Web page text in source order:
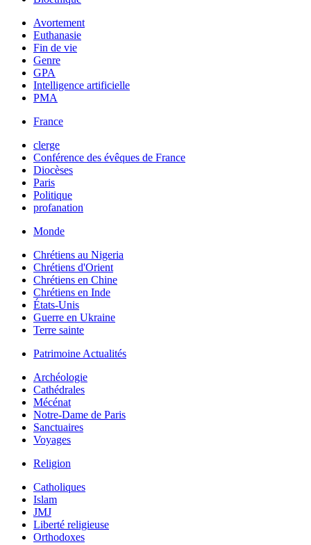
Avortement
Euthanasie
Fin de vie
Genre
GPA
Intelligence artificielle
PMA
France
clerge
Conférence des évêques de France
Diocèses
Paris
Politique
profanation
Monde
Chrétiens au Nigeria
Chrétiens d'Orient
Chrétiens en Chine
Chrétiens en Inde
États-Unis
Guerre en Ukraine
Terre sainte
Patrimoine Actualités
Archéologie
Cathédrales
Mécénat
Notre-Dame de Paris
Sanctuaires
Voyages
Religion
Catholiques
Islam
JMJ
Liberté religieuse
Orthodoxes